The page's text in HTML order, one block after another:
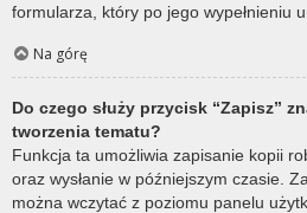
formularza, który po jego wypełnieniu
Na górę
Do czego służy przycisk “Zapisz”
tworzenia tematu?
Funkcja ta umożliwia zapisanie kopii
oraz wysłanie w późniejszym czasie.
można wczytać z poziomu panelu